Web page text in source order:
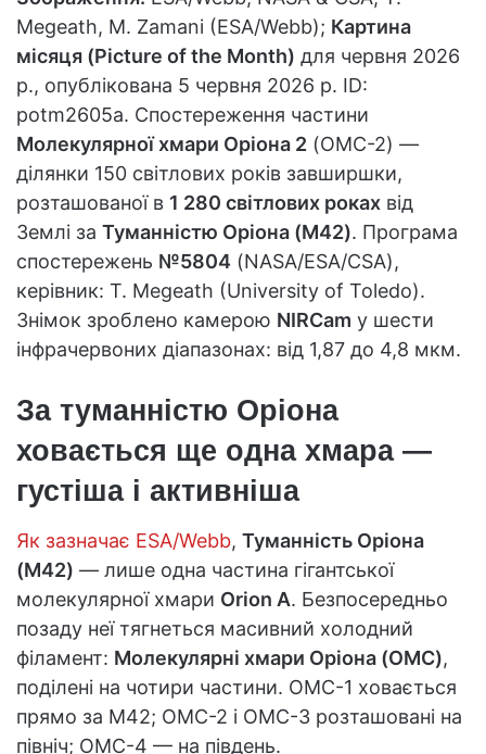
Megeath, M. Zamani (ESA/Webb); Картина
місяця (Picture of the Month) для червня 2026
р., опублікована 5 червня 2026 р. ID:
potm2605a. Спостереження частини
Молекулярної хмари Оріона 2 (OMC-2) —
ділянки 150 світлових років завширшки,
розташованої в 1 280 світлових роках від
Землі за Туманністю Оріона (M42). Програма
спостережень №5804 (NASA/ESA/CSA),
керівник: T. Megeath (University of Toledo).
Знімок зроблено камерою NIRCam у шести
інфрачервоних діапазонах: від 1,87 до 4,8 мкм.
За туманністю Оріона
ховається ще одна хмара —
густіша і активніша
Як зазначає ESA/Webb, Туманність Оріона
(M42) — лише одна частина гігантської
молекулярної хмари Orion A. Безпосередньо
позаду неї тягнеться масивний холодний
філамент: Молекулярні хмари Оріона (OMC),
поділені на чотири частини. OMC-1 ховається
прямо за M42; OMC-2 і OMC-3 розташовані на
північ; OMC-4 — на південь.